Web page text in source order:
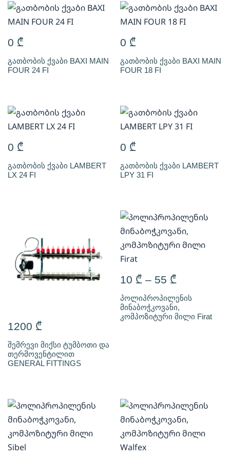
0 ₾
გათბობის ქვაბი BAXI MAIN
FOUR 24 FI
0 ₾
გათბობის ქვაბი BAXI MAIN
FOUR 18 FI
0 ₾
გათბობის ქვაბი LAMBERT
LX 24 FI
0 ₾
გათბობის ქვაბი LAMBERT
LPY 31 FI
1200 ₾
შემრევი მიქსი ტუმბოთი და
თერმოვენტილით
GENERAL FITTINGS
10 ₾ – 55 ₾
პოლიპროპილენის
მინაბოჭკოვანი,
კომპოზიტური მილი Firat